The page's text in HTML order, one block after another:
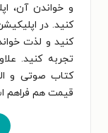
و خواندن آن،
کنید. در
کنید و لذت
تجربه کنید.
کتاب صوتی و
قیمت هم فراهم